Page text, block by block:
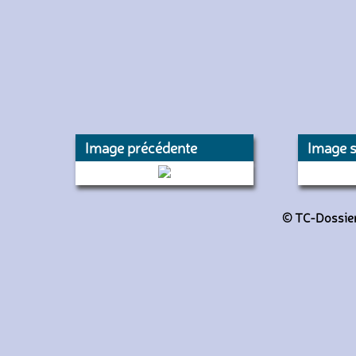
Image précédente
(New Tourismo)
Image
© TC-